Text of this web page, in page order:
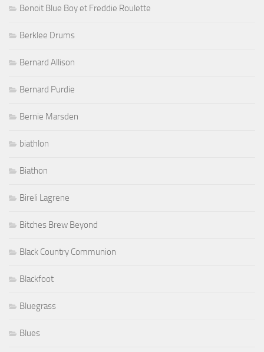
Benoit Blue Boy et Freddie Roulette
Berklee Drums
Bernard Allison
Bernard Purdie
Bernie Marsden
biathlon
Biathon
Bireli Lagrene
Bitches Brew Beyond
Black Country Communion
Blackfoot
Bluegrass
Blues